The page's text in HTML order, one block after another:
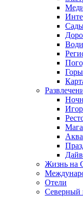
Горы
Жизнь на
Отели